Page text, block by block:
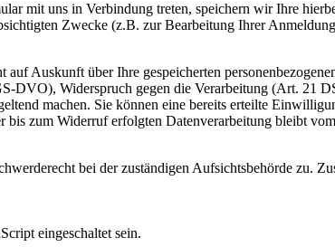
mit uns in Verbindung treten, speichern wir Ihre
Zwecke (z.B. zur Bearbeitung Ihrer
auf Auskunft über Ihre gespeicherten
DVO), Widerspruch gegen die Verarbeitung (Art. 21
machen. Sie können eine bereits erteilte
zum Widerruf erfolgten Datenverarbeitung bleibt
bei der zuständigen Aufsichtsbehörde zu.
eingeschaltet sein.